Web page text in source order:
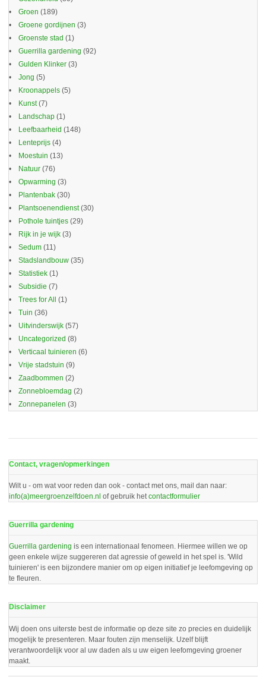
Groen (189)
Groene gordijnen (3)
Groenste stad (1)
Guerrilla gardening (92)
Gulden Klinker (3)
Jong (5)
Kroonappels (5)
Kunst(7)
Landschap (1)
Leefbaarheid (148)
Lenteprijs (4)
Moestuin (13)
Natuur (76)
Opwarming (3)
Plantenbak (30)
Plantsoenendienst(30)
Pothole tuintjes (29)
Rijk in je wijk (3)
Sedum (11)
Stadslandbouw (35)
Statistiek (1)
Subsidie (7)
Trees for All
(1)
Tuin (36)
Uitvinderswijk (57)
Uncategorized (8)
Verticaal tuinieren (6)
Vrije stadstuin (9)
Zaadbommen (2)
Zonnebloemdag (2)
Zonnepanelen (3)
Contact, vragen/opmerkingen
Wilt u - om wat voor reden dan ook - contact met ons, mail dan naar:
info(a)meergroenzelfdoen.nl of gebruik hetcontactformulier
Guerrilla gardening
Guerrilla gardening is een internationaal fenomeen. Hiermee willen we op
geen enkele wijze suggereren dat agressie of geweld in het spel is. 'Wild
tuinieren' is een bijzondere manier om op eigen initiatief je leefomgeving op
te fleuren.
Disclaimer
Wij doen ons uiterste best de informatie op deze site zo precies en duidelijk
mogelijk te presenteren. Maar fouten zijn menselijk. Uzelf blijft
verantwoordelijk voor al uw daden als u uw eigen leefomgeving groener
maakt.